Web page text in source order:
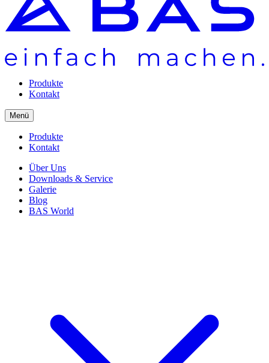
Produkte
Kontakt
Menü
Produkte
Kontakt
Über Uns
Downloads & Service
Galerie
Blog
BAS World